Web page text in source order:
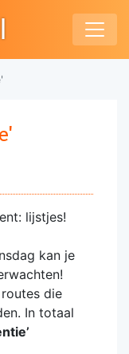
lijstjes!
kan je
die
In totaal